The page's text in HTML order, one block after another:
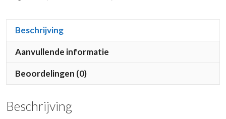
Beschrijving
Aanvullende informatie
Beoordelingen (0)
Beschrijving